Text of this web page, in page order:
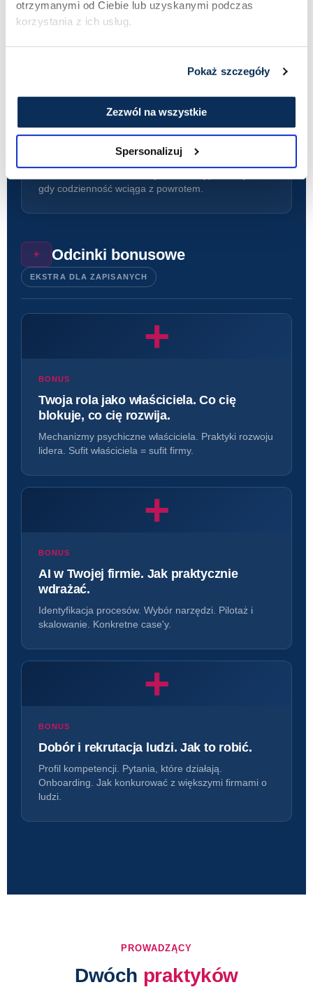
otrzymanymi od Ciebie lub uzyskanymi podczas
korzystania z ich usług.
Pokaż szczegóły
Zezwól na wszystkie
Spersonalizuj
Sesja końcowa. Wróć do punktu
startowego i sprawdź, ile przeszedłeś.
gdy codzienność wciąga z powrotem.
+ Odcinki bonusowe
EKSTRA DLA ZAPISANYCH
+
BONUS
Twoja rola jako właściciela. Co cię
blokuje, co cię rozwija.
Mechanizmy psychiczne właściciela. Praktyki rozwoju
lidera. Sufit właściciela = sufit firmy.
+
BONUS
AI w Twojej firmie. Jak praktycznie
wdrażać.
Identyfikacja procesów. Wybór narzędzi. Pilotaż i
skalowanie. Konkretne case'y.
+
BONUS
Dobór i rekrutacja ludzi. Jak to robić.
Profil kompetencji. Pytania, które działają.
Onboarding. Jak konkurować z większymi firmami o
ludzi.
PROWADZĄCY
Dwóch praktyków